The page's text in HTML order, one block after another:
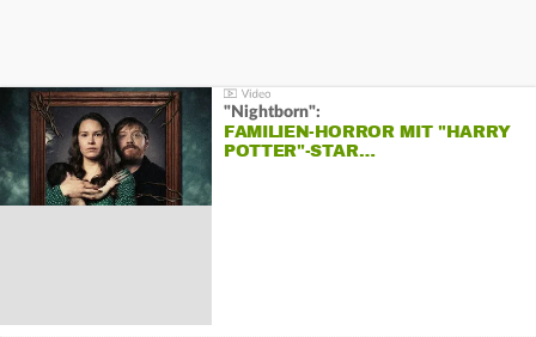
"Nightborn":
FAMILIEN-HORROR MIT "HARRY
POTTER"-STAR…